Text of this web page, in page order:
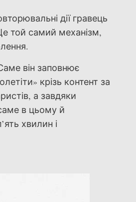
дії гравець
той самий механізм,
він заповнює
крізь контент за
а завдяки
в цьому й
хвилин і